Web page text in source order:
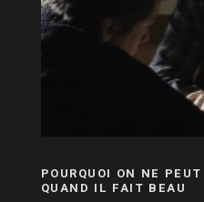
POURQUOI ON NE
QUAND IL FAIT BEAU